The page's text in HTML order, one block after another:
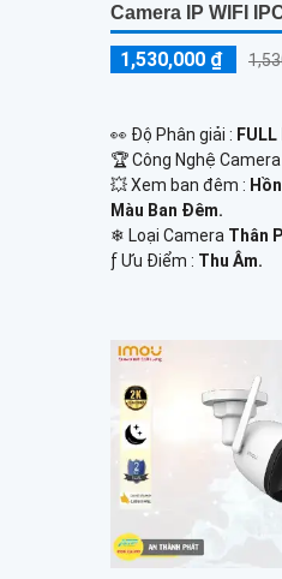
Camera IP WIFI
1,530,000 ₫
️👀 Độ Phân giải :
🏆 Công Nghệ Camera
💥 Xem ban đêm :
Màu Ban Đêm.
❄ Loại Camera Thân
️ƒ Ưu Điểm : Thu Âm.